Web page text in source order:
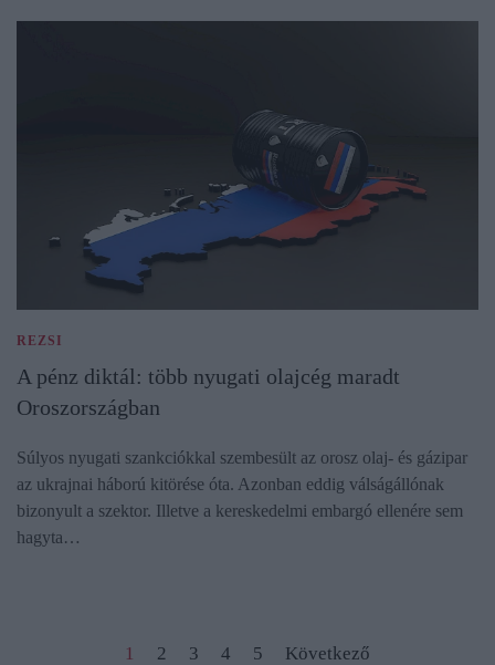
REZSI
A pénz diktál: több nyugati olajcég maradt
Oroszországban
Súlyos nyugati szankciókkal szembesült az orosz olaj- és gázipar
az ukrajnai háború kitörése óta. Azonban eddig válságállónak
bizonyult a szektor. Illetve a kereskedelmi embargó ellenére sem
hagyta…
1 2 3 4 5 Következő